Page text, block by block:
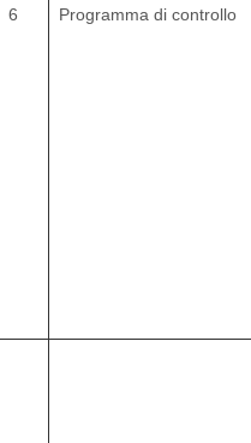
6 Programma di controllo